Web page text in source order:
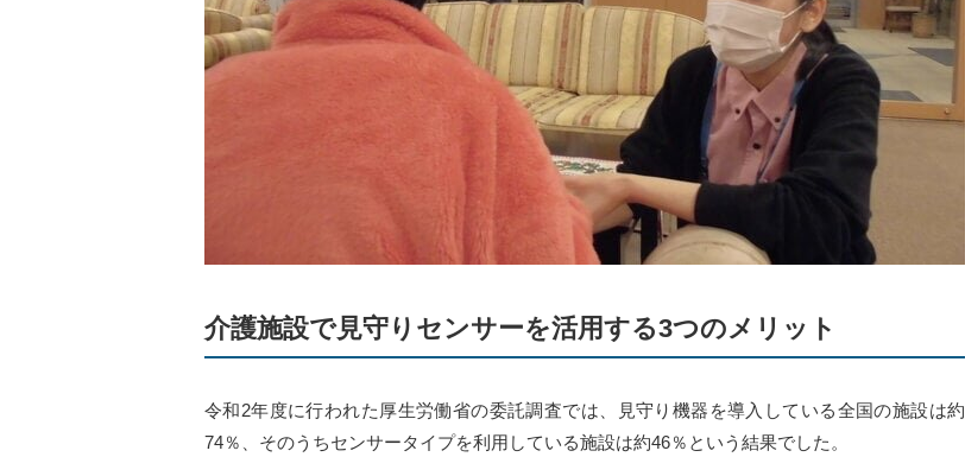
介護施設で見守りセンサーを活用する3つのメリット
令和2年度に行われた厚生労働省の委託調査では、見守り機器を導入している全国の施設は約
74％、そのうちセンサータイプを利用している施設は約46％という結果でした。